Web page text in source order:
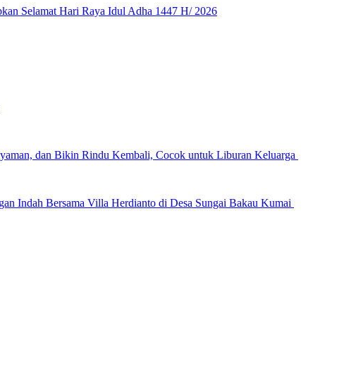
Selamat Hari Raya Idul Adha 1447 H/ 2026
dan Bikin Rindu Kembali, Cocok untuk Liburan Keluarga
Indah Bersama Villa Herdianto di Desa Sungai Bakau Kumai